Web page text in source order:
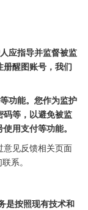
应指导并监督被监
册醒图账号，我们
功能。您作为监护
码等，以避免被监
用支付等功能。
意见反馈相关页面
系。
是按照现有技术和